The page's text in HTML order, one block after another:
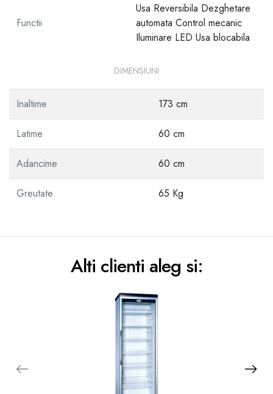
Functii
Usa Reversibila Dezghetare
automata Control mecanic
Iluminare LED Usa blocabila
DIMENSIUNI
Inaltime 173 cm
Latime 60 cm
Adancime 60 cm
Greutate 65 Kg
Alti clienti aleg si: